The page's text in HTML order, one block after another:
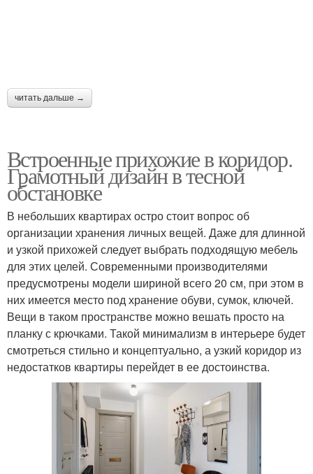
читать дальше →
Встроенные прихожие в коридор.
Грамотный дизайн в тесной
обстановке
В небольших квартирах остро стоит вопрос об
организации хранения личных вещей. Даже для длинной
и узкой прихожей следует выбрать подходящую мебель
для этих целей. Современными производителями
предусмотрены модели шириной всего 20 см, при этом в
них имеется место под хранение обуви, сумок, ключей.
Вещи в таком пространстве можно вешать просто на
планку с крючками. Такой минимализм в интерьере будет
смотреться стильно и концептуально, а узкий коридор из
недостатков квартиры перейдет в ее достоинства.